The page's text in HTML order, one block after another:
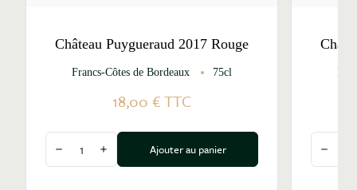
Château Puygueraud 2017 Rouge
Francs-Côtes de Bordeaux 75cl
18,00 €TTC
Diminuer la quantité
Augmenter la quantité
Ajouter au panier